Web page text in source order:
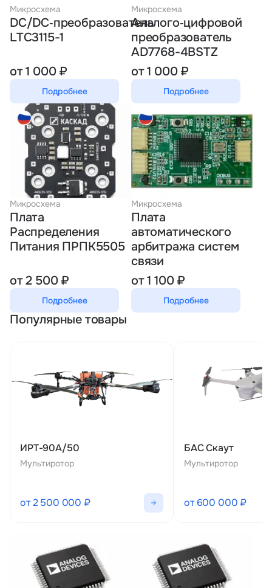
Микросхема
DC/DC‑преобразователь
LTC3115-1
от 1 000 ₽
Подробнее
Микросхема
Аналого‑цифровой
преобразователь
AD7768-4BSTZ
от 1 000 ₽
Подробнее
Микросхема
Плата
Распределения
Питания ПРПК5505
от 2 500 ₽
Подробнее
Микросхема
Плата
автоматического
арбитража систем
связи
от 1 100 ₽
Подробнее
Популярные товары
ИРТ-90А/50
Мультиротор
от 2 500 000 ₽
БАС Скаут
Мультиротор
от 600 000 ₽